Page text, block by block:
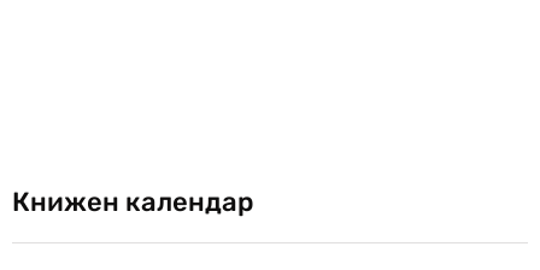
Книжен календар